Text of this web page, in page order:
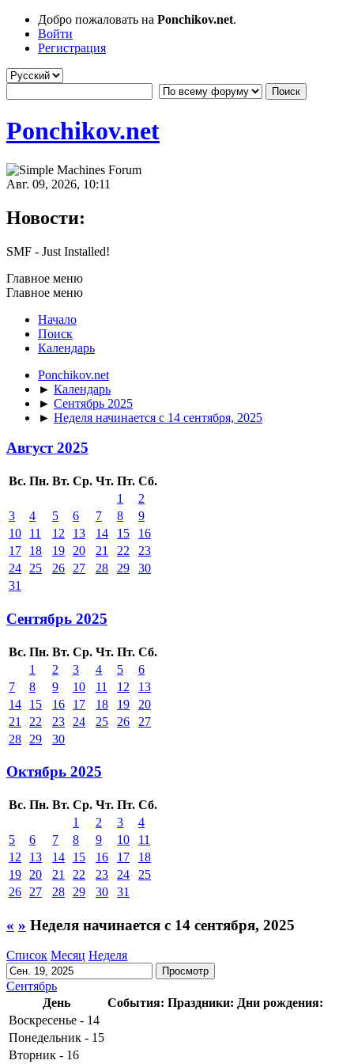
Добро пожаловать на Ponchikov.net.
Войти
Регистрация
Ponchikov.net
Авг. 09, 2026, 10:11
Новости:
SMF - Just Installed!
Главное меню
Главное меню
Начало
Поиск
Календарь
Ponchikov.net
► Календарь
► Сентябрь 2025
► Неделя начинается с 14 сентября, 2025
Август 2025
Вс. Пн. Вт. Ср. Чт. Пт. Сб.
1
2
3
4 5 6 7 8
9
10
11 12 13 14 15
16
17
18 19 20 21 22
23
24
25 26 27 28 29
30
31
Сентябрь 2025
Вс. Пн. Вт. Ср. Чт. Пт. Сб.
1
2 3 4 5
6
7
8 9 10 11 12
13
14
15 16 17 18 19
20
21
22 23 24 25 26
27
28
29 30
Октябрь 2025
Вс. Пн. Вт. Ср. Чт. Пт. Сб.
1
2 3
4
5
6 7 8 9 10
11
12
13 14 15 16 17
18
19
20 21 22 23 24
25
26
27 28 29 30 31
« » Неделя начинается с 14 сентября, 2025
Список Месяц Неделя
Сентябрь
День
События: Праздники: Дни рождения:
Воскресенье - 14
Понедельник - 15
Вторник - 16